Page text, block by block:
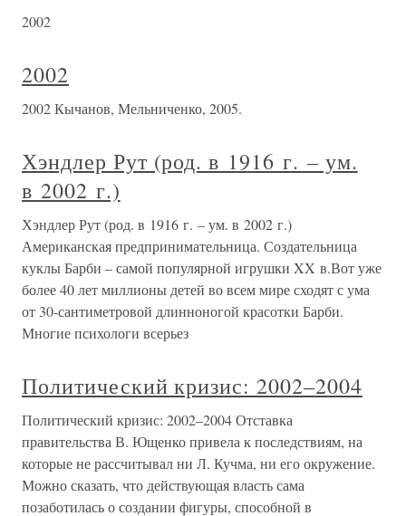
2002
2002
2002 Кычанов, Мельниченко, 2005.
Хэндлер Рут (род. в 1916 г. – ум.
в 2002 г.)
Хэндлер Рут (род. в 1916 г. – ум. в 2002 г.)
Американская предпринимательница. Создательница
куклы Барби – самой популярной игрушки XX в.Вот уже
более 40 лет миллионы детей во всем мире сходят с ума
от 30-сантиметровой длинноногой красотки Барби.
Многие психологи всерьез
Политический кризис: 2002–2004
Политический кризис: 2002–2004 Отставка
правительства В. Ющенко привела к последствиям, на
которые не рассчитывал ни Л. Кучма, ни его окружение.
Можно сказать, что действующая власть сама
позаботилась о создании фигуры, способной в